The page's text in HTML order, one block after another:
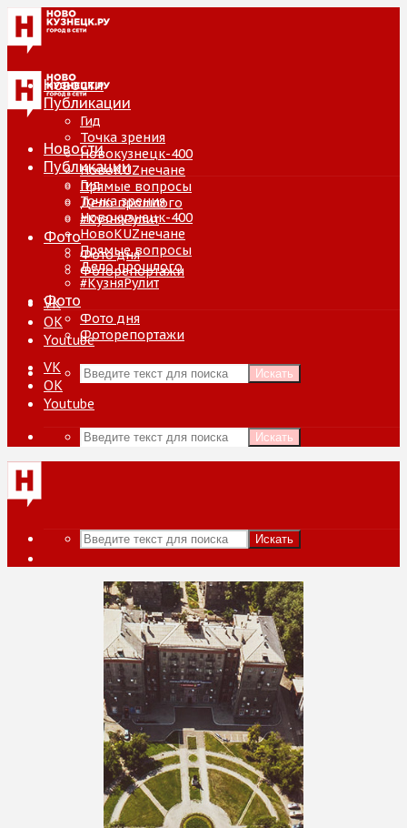
Новости
Публикации
Гид
Точка зрения
Новокузнецк-400
НовоKUZнечане
Прямые вопросы
Дело прошлого
#КузняРулит
Фото
Фото дня
Фоторепортажи
VK
ОК
Youtube
Искать
Новости
Публикации
Гид
Точка зрения
Новокузнецк-400
НовоKUZнечане
Прямые вопросы
Дело прошлого
#КузняРулит
Фото
Фото дня
Фоторепортажи
VK
ОК
Youtube
Искать
Искать